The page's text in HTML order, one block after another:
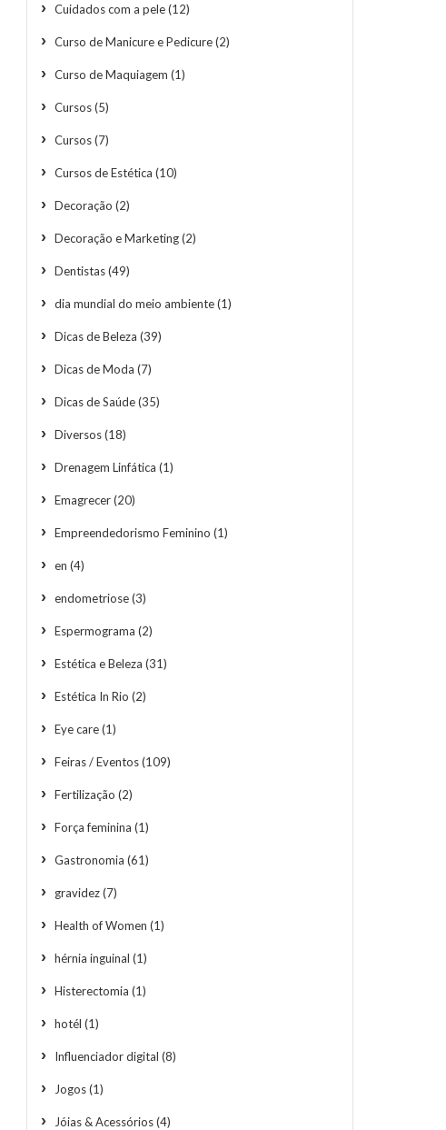
Cuidados com a pele(12)
Curso de Manicure e Pedicure(2)
Curso de Maquiagem (1)
Cursos(5)
Cursos(7)
Cursos de Estética (10)
Decoração (2)
Decoração e Marketing(2)
Dentistas(49)
dia mundial do meio ambiente(1)
Dicas de Beleza (39)
Dicas de Moda (7)
Dicas de Saúde(35)
Diversos(18)
Drenagem Linfática (1)
Emagrecer(20)
Empreendedorismo Feminino (1)
en (4)
endometriose(3)
Espermograma (2)
Estética e Beleza (31)
Estética In Rio (2)
Eye care(1)
Feiras / Eventos(109)
Fertilização (2)
Força feminina (1)
Gastronomia (61)
gravidez(7)
Health of Women (1)
hérnia inguinal (1)
Histerectomia (1)
hotél (1)
Influenciador digital (8)
Jogos(1)
Jóias & Acessórios(4)